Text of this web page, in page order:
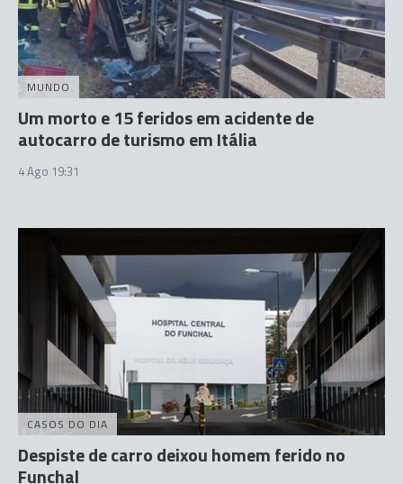
MUNDO
Um morto e 15 feridos em acidente de
autocarro de turismo em Itália
4 Ago 19:31
CASOS DO DIA
Despiste de carro deixou homem ferido no
Funchal